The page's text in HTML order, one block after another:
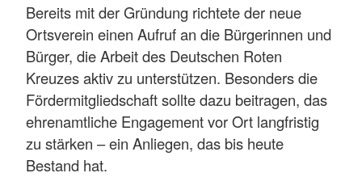
Bereits mit der Gründung richtete der neue
Ortsverein einen Aufruf an die Bürgerinnen und
Bürger, die Arbeit des Deutschen Roten
Kreuzes aktiv zu unterstützen. Besonders die
Fördermitgliedschaft sollte dazu beitragen, das
ehrenamtliche Engagement vor Ort langfristig
zu stärken – ein Anliegen, das bis heute
Bestand hat.